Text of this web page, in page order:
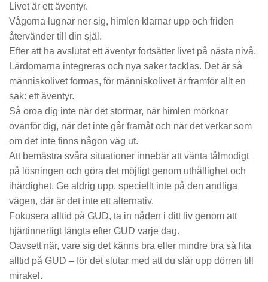
Livet är ett äventyr.
Vågorna lugnar ner sig, himlen klarnar upp och friden
återvänder till din själ.
Efter att ha avslutat ett äventyr fortsätter livet på nästa nivå.
Lärdomarna integreras och nya saker tacklas. Det är så
människolivet formas, för människolivet är framför allt en
sak: ett äventyr.
Så oroa dig inte när det stormar, när himlen mörknar
ovanför dig, när det inte går framåt och när det verkar som
om det inte finns någon väg ut.
Att bemästra svåra situationer innebär att vänta tålmodigt
på lösningen och göra det möjligt genom uthållighet och
ihärdighet. Ge aldrig upp, speciellt inte på den andliga
vägen, där är det inte ett alternativ.
Fokusera alltid på GUD, ta in nåden i ditt liv genom att
hjärtinnerligt längta efter GUD varje dag.
Oavsett när, vare sig det känns bra eller mindre bra så lita
alltid på GUD – för det slutar med att du slår upp dörren till
mirakel.